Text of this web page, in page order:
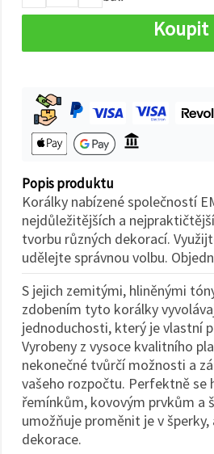
Nastavení
Koupit
Popis produktu
Korálky nabízené společností
nejdůležitějších a
tvorbu různých dekorací.
udělejte správnou volbu.
S jejich zemitými, hliněnými
zdobením tyto korálky
jednoduchosti, který je vlastní
Vyrobeny z vysoce kvalitního
nekonečné tvůrčí možnosti a
vašeho rozpočtu. Perfektně se
řemínkům, kovovým prvkům a
umožňuje proměnit je v
dekorace.